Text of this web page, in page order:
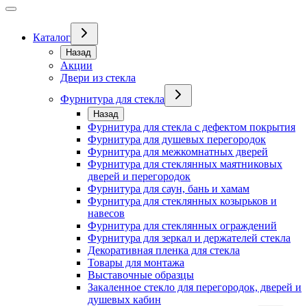
Каталог
Назад
Акции
Двери из стекла
Фурнитура для стекла
Назад
Фурнитура для стекла с дефектом покрытия
Фурнитура для душевых перегородок
Фурнитура для межкомнатных дверей
Фурнитура для стеклянных маятниковых
дверей и перегородок
Фурнитура для саун, бань и хамам
Фурнитура для стеклянных козырьков и
навесов
Фурнитура для стеклянных ограждений
Фурнитура для зеркал и держателей стекла
Декоративная пленка для стекла
Товары для монтажа
Выставочные образцы
Закаленное стекло для перегородок, дверей и
душевых кабин